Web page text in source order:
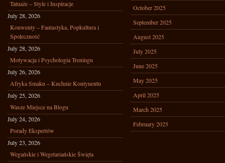
Tatuaże – Style i Inspiracje
July 28, 2026
Konwenty – Fantastyka, Popkultura i
Społeczność
July 28, 2026
Motywacja i Psychologia Treningu
July 26, 2026
Afryka Smaku – Kuchnie Kontynentu
July 25, 2026
Wasze Miejsce na Blogu
July 24, 2026
Porady Ekspertów
July 23, 2026
Wegańskie i Wegetariańskie Święta
October 2025
September 2025
August 2025
July 2025
June 2025
May 2025
April 2025
March 2025
February 2025